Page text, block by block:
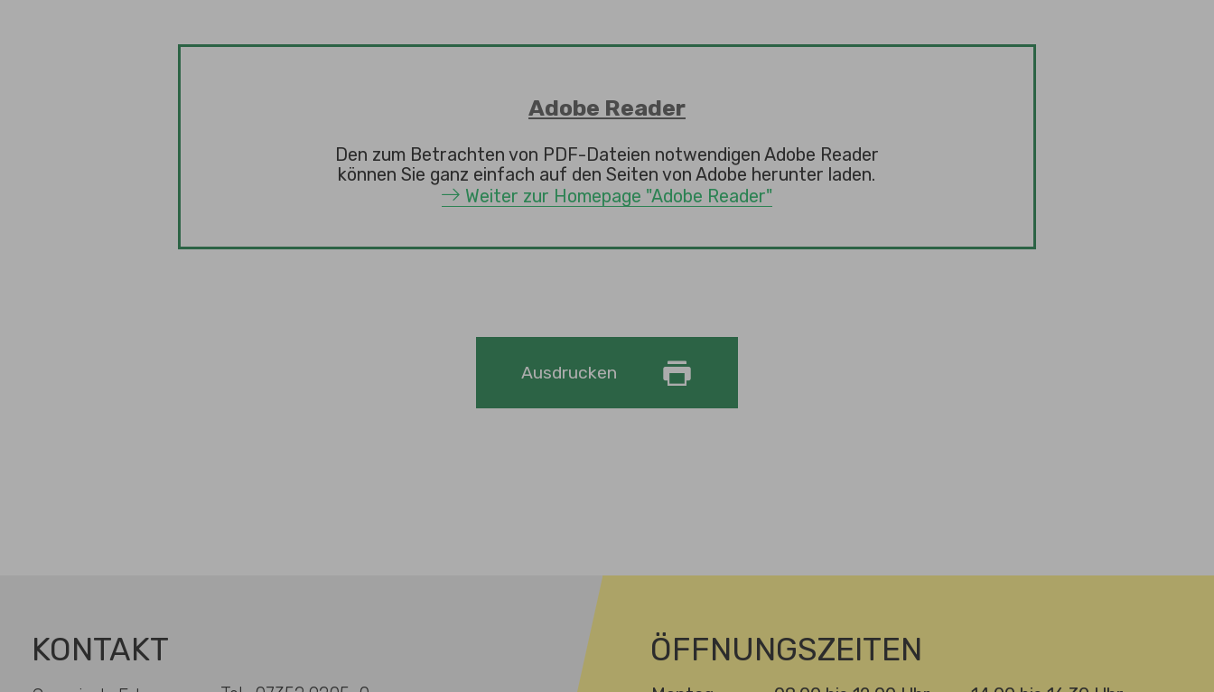
Adobe Reader
Den zum Betrachten von PDF-Dateien notwendigen Adobe Reader
können Sie ganz einfach auf den Seiten von Adobe herunter laden.
Weiter zur Homepage "Adobe Reader"
Ausdrucken
KONTAKT ÖFFNUNGSZEITEN